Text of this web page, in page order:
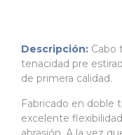
Descripción: Cabo
tenacidad pre
de primera calidad.
Fabricado en doble
excelente